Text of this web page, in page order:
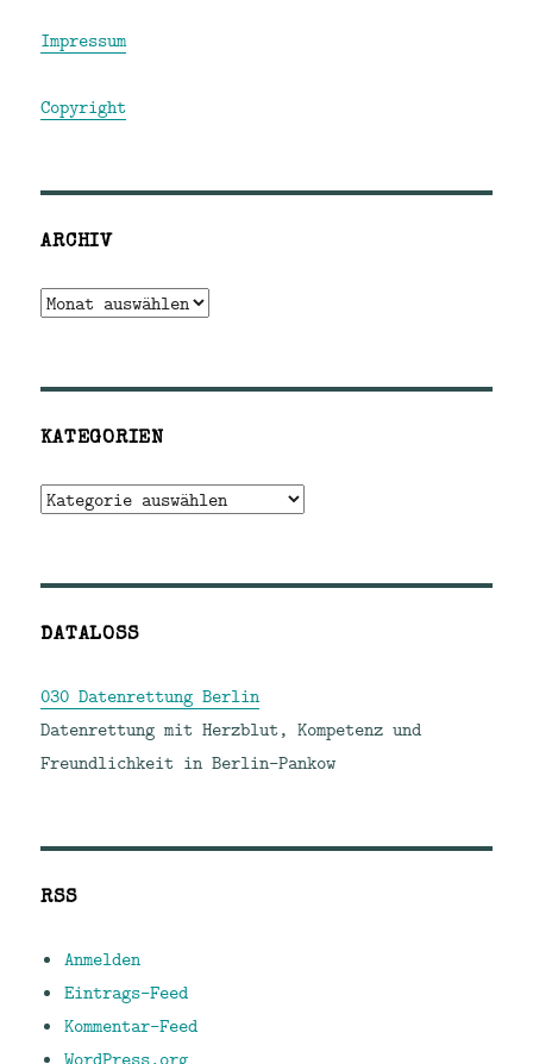
Impressum
Copyright
ARCHIV
Archiv
KATEGORIEN
Kategorien
DATALOSS
030 Datenrettung Berlin
Datenrettung mit Herzblut, Kompetenz und
Freundlichkeit in Berlin-Pankow
RSS
Anmelden
Eintrags-Feed
Kommentar-Feed
WordPress.org